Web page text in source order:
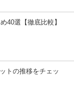
40選【徹底比較】
トの推移をチェッ